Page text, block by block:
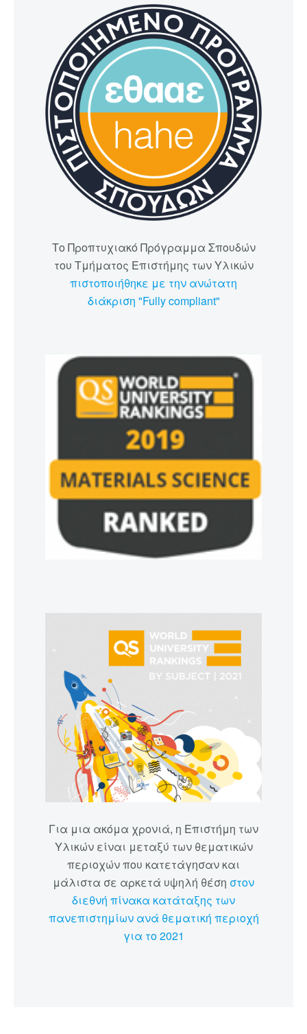
Το Προπτυχιακό Πρόγραμμα Σπουδών
του Τμήματος Επιστήμης των Υλικών
πιστοποιήθηκε με την ανώτατη
διάκριση "Fully compliant"
Για μια ακόμα χρονιά, η Επιστήμη των
Υλικών είναι μεταξύ των θεματικών
περιοχών που κατετάγησαν και
μάλιστα σε αρκετά υψηλή θέση στον
διεθνή πίνακα κατάταξης των
πανεπιστημίων ανά θεματική περιοχή
για το 2021